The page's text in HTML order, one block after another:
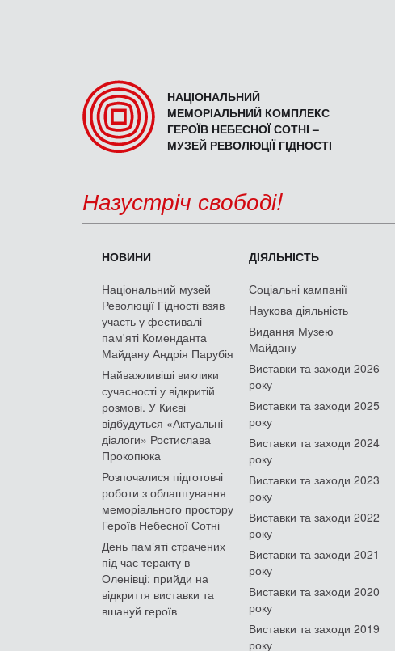
НАЦІОНАЛЬНИЙ
МЕМОРІАЛЬНИЙ КОМПЛЕКС
ГЕРОЇВ НЕБЕСНОЇ СОТНІ –
МУЗЕЙ РЕВОЛЮЦІЇ ГІДНОСТІ
Назустріч свободі!
НОВИНИ
Національний музей
Революції Гідності взяв
участь у фестивалі
пам'яті Коменданта
Майдану Андрія Парубія
Найважливіші виклики
сучасності у відкритій
розмові. У Києві
відбудуться «Актуальні
діалоги» Ростислава
Прокопюка
Розпочалися підготовчі
роботи з облаштування
меморіального простору
Героїв Небесної Сотні
День памʼяті страчених
під час теракту в
Оленівці: прийди на
відкриття виставки та
вшануй героїв
ДІЯЛЬНІСТЬ
Соціальні кампанії
Наукова діяльність
Видання Музею
Майдану
Виставки та заходи 2026
року
Виставки та заходи 2025
року
Виставки та заходи 2024
року
Виставки та заходи 2023
року
Виставки та заходи 2022
року
Виставки та заходи 2021
року
Виставки та заходи 2020
року
Виставки та заходи 2019
року